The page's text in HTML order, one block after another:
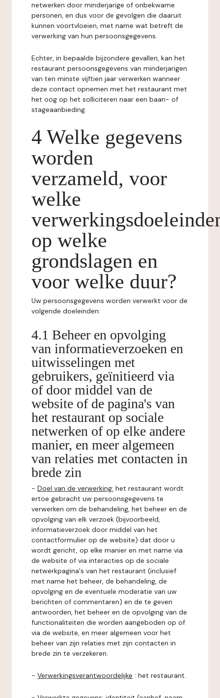
netwerken door minderjarige of onbekwame
personen, en dus voor de gevolgen die daaruit
kunnen voortvloeien, met name wat betreft de
verwerking van hun persoonsgegevens.
Echter, in bepaalde bijzondere gevallen, kan het
restaurant persoonsgegevens van minderjarigen
van ten minste vijftien jaar verwerken wanneer
deze contact opnemen met het restaurant met
het oog op het solliciteren naar een baan- of
stageaanbieding.
4 Welke gegevens
worden
verzameld, voor
welke
op welke
grondslagen en
voor welke duur?
Uw persoonsgegevens worden verwerkt voor de
volgende doeleinden:
4.1 Beheer en opvolging
van informatieverzoeken en
uitwisselingen met
gebruikers, geïnitieerd via
of door middel van de
website of de pagina's van
het restaurant op sociale
netwerken of op elke andere
manier, en meer algemeen
van relaties met contacten in
brede zin
- Doel van de verwerking: het restaurant wordt
ertoe gebracht uw persoonsgegevens te
verwerken om de behandeling, het beheer en de
opvolging van elk verzoek (bijvoorbeeld,
informatieverzoek door middel van het
contactformulier op de website) dat door u
wordt gericht, op elke manier en met name via
de website of via interacties op de sociale
netwerkpagina's van het restaurant (inclusief
met name het beheer, de behandeling, de
opvolging en de eventuele moderatie van uw
berichten of commentaren) en de te geven
antwoorden, het beheer en de opvolging van de
functionaliteiten die worden aangeboden op of
via de website, en meer algemeen voor het
beheer van zijn relaties met zijn contacten in
brede zin te verzekeren.
- Verwerkingsverantwoordelijke : het restaurant.